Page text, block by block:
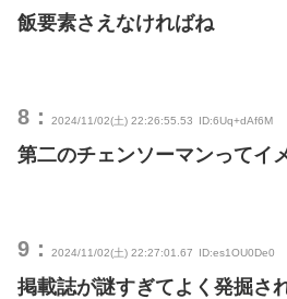
飯要素さえなければね
8： 2024/11/02(土) 22:26:55.53 ID:6Uq+dAf6M
第二のチェンソーマンってイ
9： 2024/11/02(土) 22:27:01.67 ID:es1OU0De0
掲載誌が謎すぎてよく発掘さ